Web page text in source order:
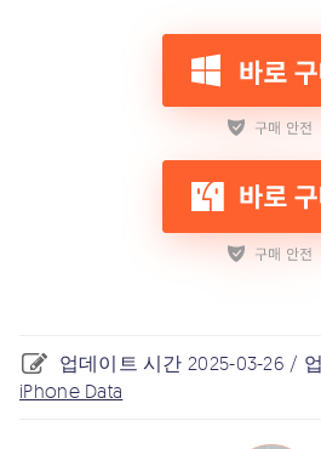
업데이트 시간 2025-03-26 /
iPhone Data